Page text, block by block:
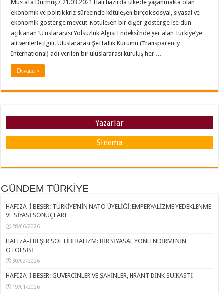
Mustafa Durmuş / 21.03.2021 Hali hazırda ülkede yaşanmakta olan
ekonomik ve politik kriz sürecinde kötüleşen birçok sosyal, siyasal ve
ekonomik gösterge mevcut. Kötüleşen bir diğer gösterge ise dün
açıklanan ‘Uluslararası Yolsuzluk Algısı Endeksi’nde yer alan Türkiye’ye
ait verilerle ilgili. Uluslararası Şeffaflık Kurumu (Transparency
International) adı verilen bir uluslararası kuruluş her …
Devamı »
Yazarlar
Sinema
GÜNDEM TÜRKİYE
HAFIZA-İ BEŞER: TÜRKİYE’NİN NATO ÜYELİĞİ: EMPERYALİZME YEDEKLENME
VE SİYASİ SONUÇLARI
28/06/2026
HAFIZA-İ BEŞER SOL LİBERALİZM: BİR SİYASAL YÖNLENDİRMENİN
OTOPSİSİ
30/03/2026
HAFIZA-İ BEŞER: GÜVERCİNLER VE ŞAHİNLER, HRANT DİNK SUİKASTİ
19/01/2026